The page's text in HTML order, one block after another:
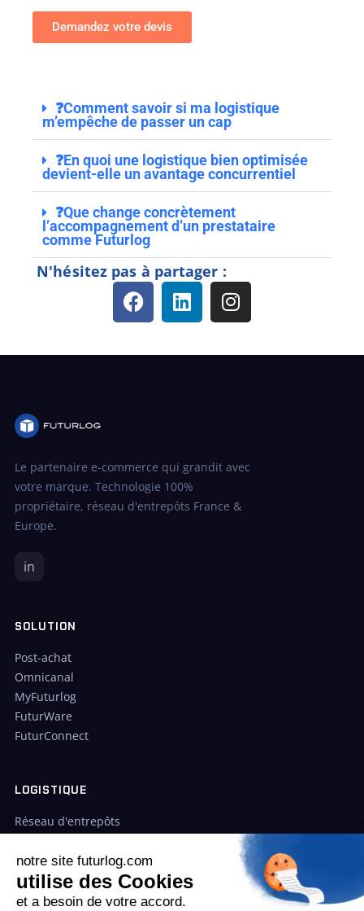
Demandez votre devis
❓Comment savoir si ma logistique
m’empêche de passer un cap
❓En quoi une logistique bien optimisée
devient-elle un avantage concurrentiel
❓Que change concrètement
l’accompagnement d’un prestataire
comme Futurlog
N'hésitez pas à partager :
Le partenaire e-commerce qui grandit avec
votre marque. Technologie 100%
propriétaire, réseau d'entrepôts France &
Europe.
in
SOLUTION
Post-achat
Omnicanal
MyFuturlog
FuturWare
FuturConnect
LOGISTIQUE
Réseau d'entrepôts
Tarifs